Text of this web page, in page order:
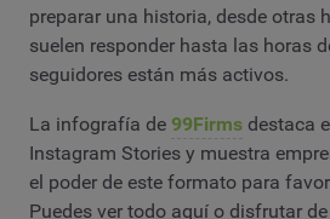
preparar una historia, desde otras
suelen responder hasta las horas
seguidores están más activos.
La infografía de 99Firms destaca
Instagram Stories y muestra
el poder de este formato para
Puedes ver todo aquí o disfrutar